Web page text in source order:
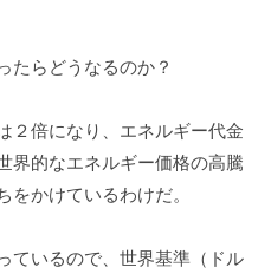
たらどうなるのか？
２倍になり、エネルギー代金
界的なエネルギー価格の高騰
かけているわけだ。
ているので、世界基準（ドル